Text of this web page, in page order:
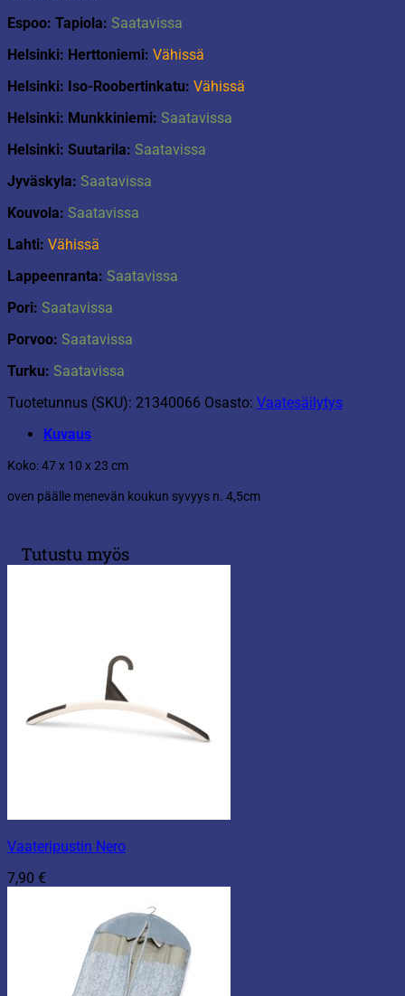
Espoo: Tapiola: Saatavissa
Helsinki: Herttoniemi: Vähissä
Helsinki: Iso-Roobertinkatu: Vähissä
Helsinki: Munkkiniemi: Saatavissa
Helsinki: Suutarila: Saatavissa
Jyväskyla: Saatavissa
Kouvola: Saatavissa
Lahti: Vähissä
Lappeenranta: Saatavissa
Pori: Saatavissa
Porvoo: Saatavissa
Turku: Saatavissa
Tuotetunnus (SKU): 21340066 Osasto: Vaatesäilytys
Kuvaus
Koko: 47 x 10 x 23 cm
oven päälle menevän koukun syvyys n. 4,5cm
Tutustu myös
Vaateripustin Nero
7,90 €